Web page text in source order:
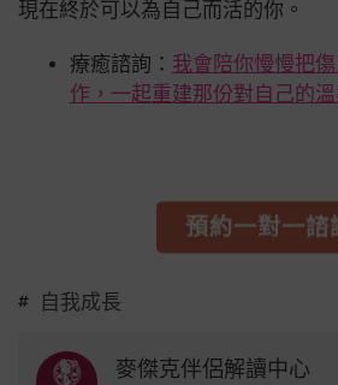
現在終於可以為自己而活的你。
療癒諮詢： 我會陪你慢慢把
作，一起重建那份對自己的溫
預約一對一諮
自我成長
麥傑克伴侶解讀中心